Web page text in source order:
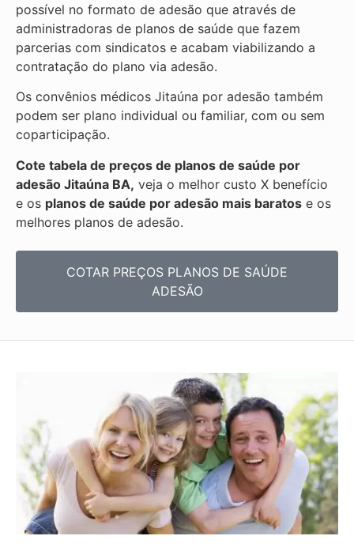
possível no formato de adesão que através de
administradoras de planos de saúde que fazem
parcerias com sindicatos e acabam viabilizando a
contratação do plano via adesão.
Os convênios médicos Jitaúna por adesão também
podem ser plano individual ou familiar, com ou sem
coparticipação.
Cote tabela de preços de planos de saúde por
adesão Jitaúna BA, veja o melhor custo X benefício
e os planos de saúde por adesão mais baratos e os
melhores planos de adesão.
COTAR PREÇOS PLANOS DE SAÚDE
ADESÃO